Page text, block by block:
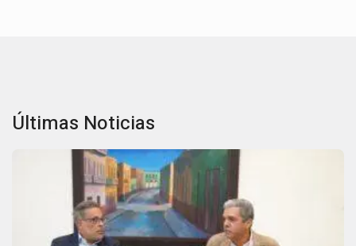
Últimas Noticias